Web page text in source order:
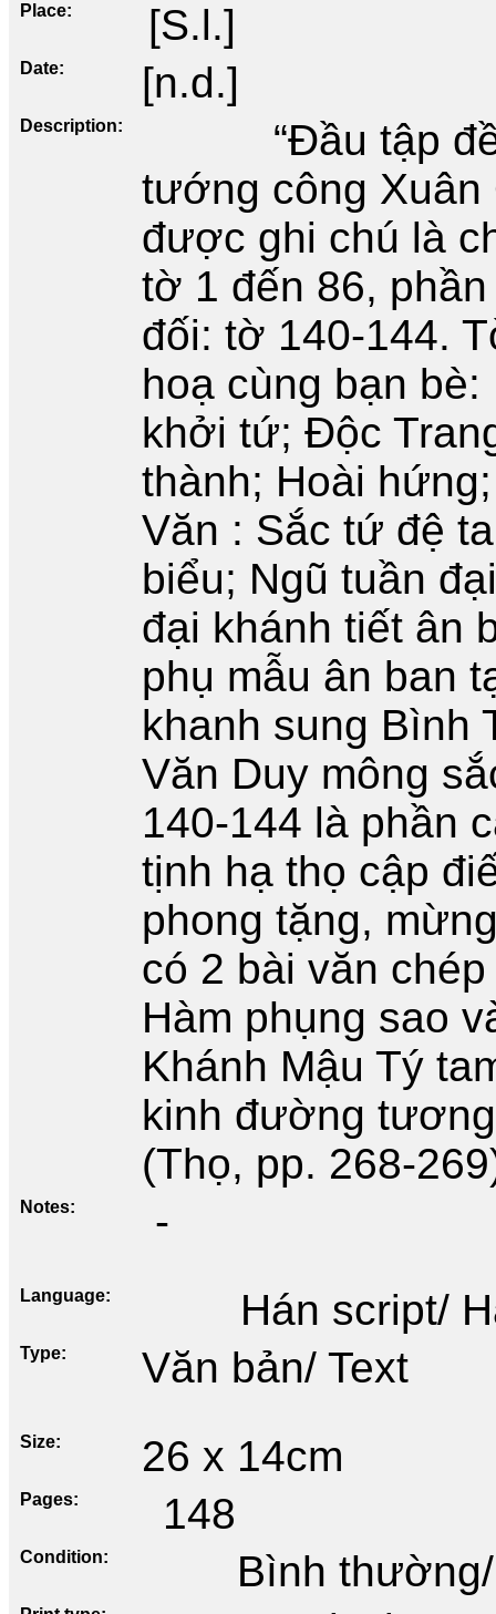
Place [S.l.]
Date [n.d.]
Description
“Đầu tập
tướng công Xuân
được ghi chú là
tờ 1 đến 86,
đối: tờ 140-144.
hoạ cùng bạn
khởi tứ; Độc
thành; Hoài
Văn : Sắc tứ đệ
biểu; Ngũ tuần
đại khánh tiết ân
phụ mẫu ân ban
khanh sung Bình
Văn Duy mông
140-144 là phần
tịnh hạ thọ cập
phong tặng,
có 2 bài văn
Hàm phụng sao
Khánh Mậu Tý
kinh đường
(Thọ, pp. 268-
Notes -
Language Hán script/
Type Văn bản/ Text
Size 26 x 14cm
Pages 148
Condition Bình